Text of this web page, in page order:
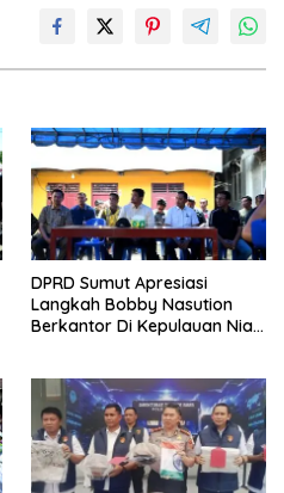
DPRD Sumut Apresiasi
Langkah Bobby Nasution
Berkantor Di Kepulauan Nias,